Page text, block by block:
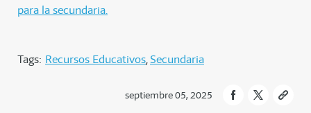
para la secundaria.
Tags: Recursos Educativos Secundaria
septiembre 05, 2025